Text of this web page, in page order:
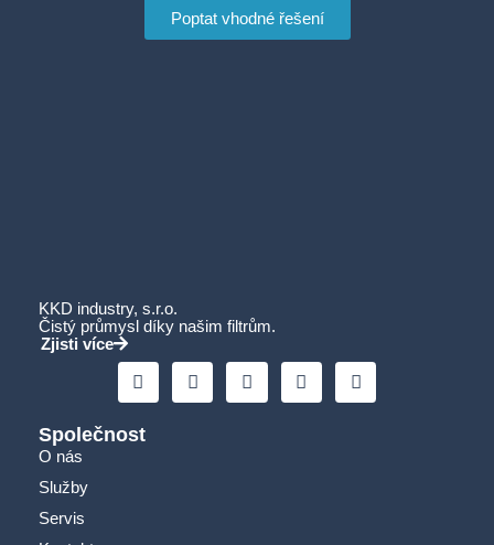
Poptat vhodné řešení
KKD industry, s.r.o.
Čistý průmysl díky našim filtrům.
Zjisti více
Společnost
O nás
Služby
Servis